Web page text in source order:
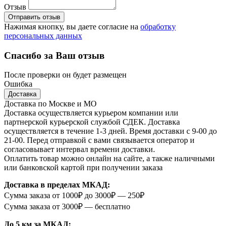
Отзыв
Отправить отзыв
Нажимая кнопку, вы даете согласие на обработку
персональных данных
Спасибо за Ваш отзыв
После проверки он будет размещен
Ошибка
Доставка
Доставка по Москве и МО
Доставка осуществляется курьером компании или
партнерской курьерской службой СДЕК. Доставка
осуществляется в течение 1-3 дней. Время доставки с 9-00 до
21-00. Перед отправкой с вами связывается оператор и
согласовывает интервал времени доставки.
Оплатить товар можно онлайн на сайте, а также наличными
или банковской картой при получении заказа
Доставка в пределах МКАД:
Сумма заказа от 1000₽ до 3000₽ — 250₽
Сумма заказа от 3000₽ — бесплатно